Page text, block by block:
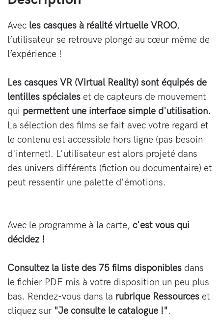
Avec les casques à réalité virtuelle VROO,
l’utilisateur se retrouve plongé au cœur même de
l’expérience !
Les casques VR (Virtual Reality) sont équipés de
lentilles spéciales et de capteurs de mouvement
qui permettent une interface simple d'utilisation.
La sélection des films se fait avec votre regard et
le contenu est accessible hors ligne (pas besoin
d'internet). L'utilisateur est alors projeté dans
des univers différents (fiction ou documentaire) et
peut ressentir une palette d'émotions.
Avec le programme à la carte, c'est vous qui
décidez !
Consultez la liste des 75 films disponibles dans
le fichier PDF mis à votre disposition un peu plus
bas. Rendez-vous dans la rubrique Ressources et
cliquez sur "Je consulte le catalogue !".